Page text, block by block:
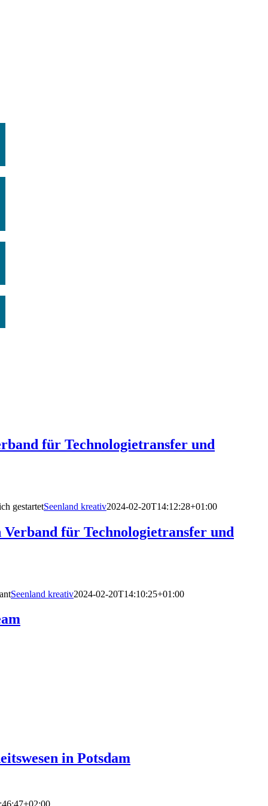
für Technologietransfer und
gestartetSeenland kreativ2024-02-20T14:12:28+01:00
für Technologietransfer und
Seenland kreativ2024-02-20T14:10:25+01:00
in Potsdam